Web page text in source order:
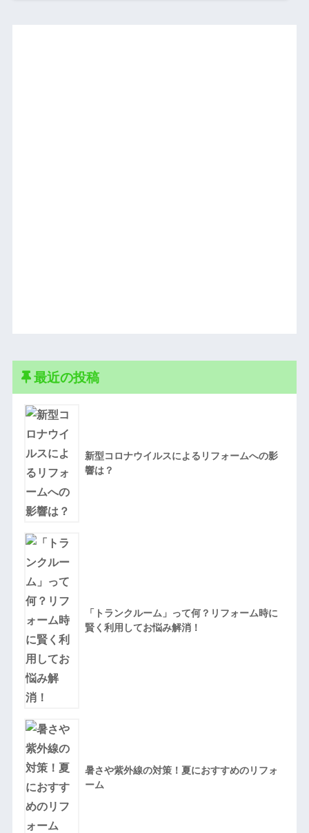
最近の投稿
新型コロナウイルスによるリフォームへの影
響は？
「トランクルーム」って何？リフォーム時に
賢く利用してお悩み解消！
暑さや紫外線の対策！夏におすすめのリフォ
ーム